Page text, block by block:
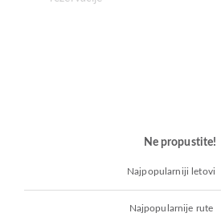
Ne propustite!
Najpopularniji letovi
Najpopularnije rute